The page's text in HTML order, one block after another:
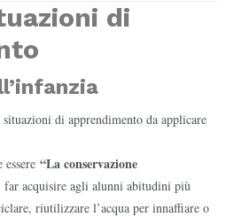
di
di apprendimento da applicare
“La conservazione
far acquisire agli alunni abitudini più
riutilizzare l’acqua per innaffiare o